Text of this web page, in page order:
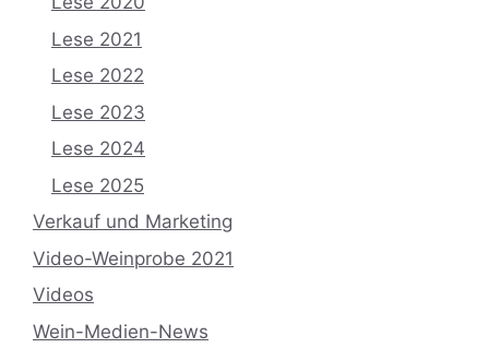
Lese 2021
Lese 2022
Lese 2023
Lese 2024
Lese 2025
Verkauf und Marketing
Video-Weinprobe 2021
Videos
Wein-Medien-News